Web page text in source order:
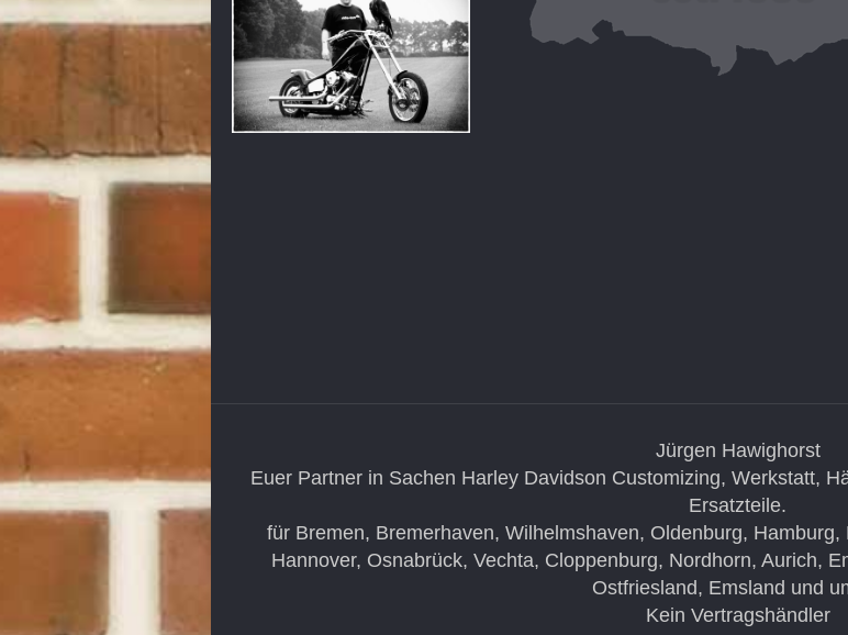
Jürgen Hawighorst
Euer Partner in Sachen Harley Davidson Customizing, Werkstatt,
Ersatzteile.
für Bremen, Bremerhaven, Wilhelmshaven, Oldenburg,
Hannover, Osnabrück, Vechta, Cloppenburg, Nordhorn, Aurich,
Ostfriesland, Emsland und
Kein Vertragshändler